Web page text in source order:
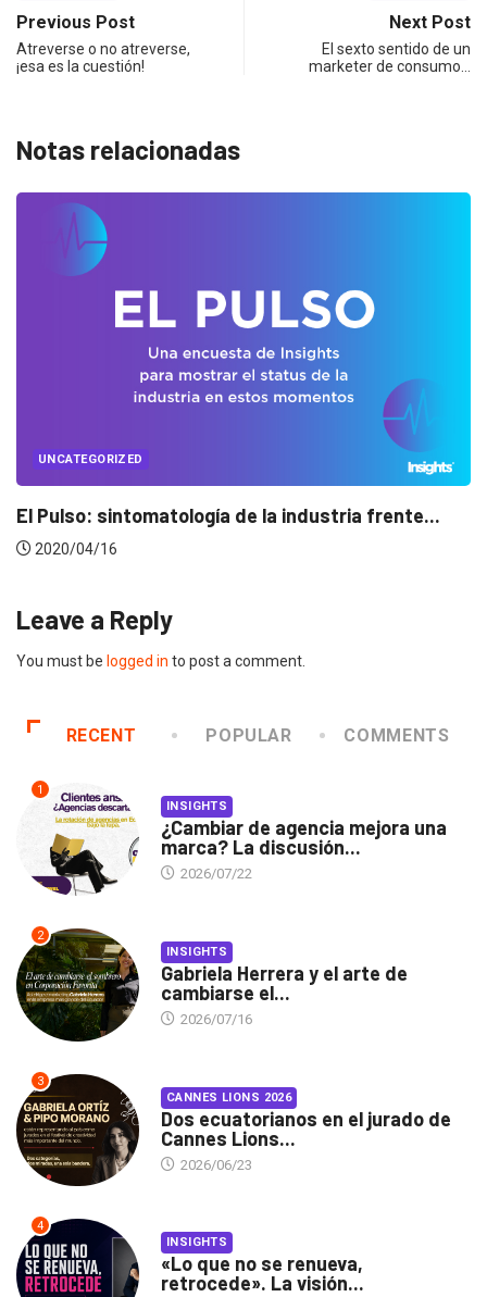
Previous Post
Atreverse o no atreverse,
¡esa es la cuestión!
Next Post
El sexto sentido de un
marketer de consumo…
Notas relacionadas
UNCATEGORIZED
Conectados en época de pausa
2020/04/14
Leave a Reply
You must be logged in to post a comment.
RECENT POPULAR COMMENTS
1
INSIGHTS
¿Cambiar de agencia mejora una
marca? La discusión...
2026/07/22
2
INSIGHTS
Gabriela Herrera y el arte de
cambiarse el...
2026/07/16
3
CANNES LIONS 2026
Dos ecuatorianos en el jurado de
Cannes Lions...
2026/06/23
4
INSIGHTS
«Lo que no se renueva,
retrocede». La visión...